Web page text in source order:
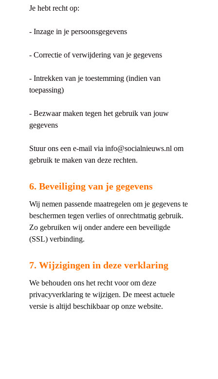
Je hebt recht op:
- Inzage in je persoonsgegevens
- Correctie of verwijdering van je gegevens
- Intrekken van je toestemming (indien van
toepassing)
- Bezwaar maken tegen het gebruik van jouw
gegevens
Stuur ons een e-mail via info@socialnieuws.nl om
gebruik te maken van deze rechten.
6. Beveiliging van je gegevens
Wij nemen passende maatregelen om je gegevens te
beschermen tegen verlies of onrechtmatig gebruik.
Zo gebruiken wij onder andere een beveiligde
(SSL) verbinding.
7. Wijzigingen in deze verklaring
We behouden ons het recht voor om deze
privacyverklaring te wijzigen. De meest actuele
versie is altijd beschikbaar op onze website.